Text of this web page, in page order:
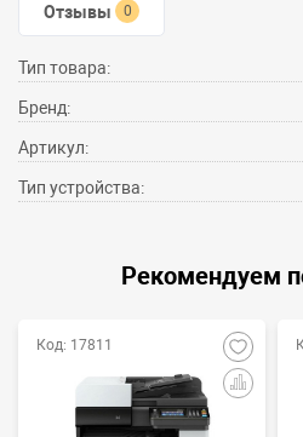
Отзывы 0
Тип товара:
Бренд:
Артикул:
Тип устройства:
Рекомендуем
Код: 17811